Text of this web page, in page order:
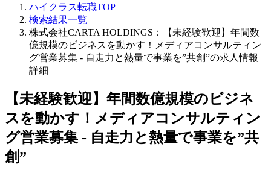
ハイクラス転職TOP
検索結果一覧
株式会社CARTA HOLDINGS：【未経験歓迎】年間数
億規模のビジネスを動かす！メディアコンサルティン
グ営業募集 - 自走力と熱量で事業を”共創”の求人情報
詳細
【未経験歓迎】年間数億規模のビジネ
スを動かす！メディアコンサルティン
グ営業募集 - 自走力と熱量で事業を”共
創”